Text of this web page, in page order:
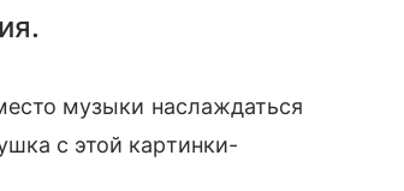
музыки наслаждаться
с этой картинки-